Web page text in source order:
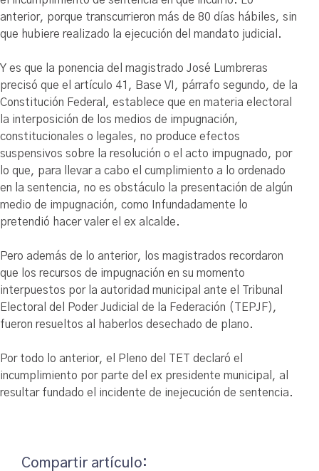
anterior, porque transcurrieron más de 80 días hábiles, sin
que hubiere realizado la ejecución del mandato judicial.
Y es que la ponencia del magistrado José Lumbreras
precisó que el artículo 41, Base VI, párrafo segundo, de la
Constitución Federal, establece que en materia electoral
la interposición de los medios de impugnación,
constitucionales o legales, no produce efectos
suspensivos sobre la resolución o el acto impugnado, por
lo que, para llevar a cabo el cumplimiento a lo ordenado
en la sentencia, no es obstáculo la presentación de algún
medio de impugnación, como Infundadamente lo
pretendió hacer valer el ex alcalde.
Pero además de lo anterior, los magistrados recordaron
que los recursos de impugnación en su momento
interpuestos por la autoridad municipal ante el Tribunal
Electoral del Poder Judicial de la Federación (TEPJF),
fueron resueltos al haberlos desechado de plano.
Por todo lo anterior, el Pleno del TET declaró el
incumplimiento por parte del ex presidente municipal, al
resultar fundado el incidente de inejecución de sentencia.
Compartir artículo: